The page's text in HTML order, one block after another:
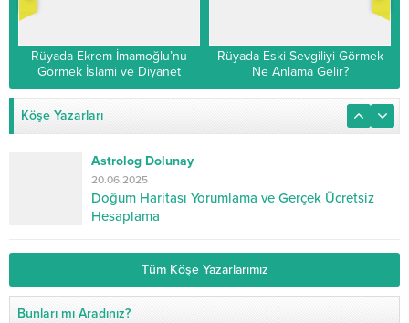
Rüyada Ekrem İmamoğlu’nu
Görmek İslami ve Diyanet
Yorumu
Rüyada Eski Sevgiliyi Görmek
Ne Anlama Gelir?
Köşe Yazarları
Astrolog Dolunay
20.06.2025
Doğum Haritası Yorumlama ve Gerçek Ücretsiz
Hesaplama
Tüm Köşe Yazarlarımız
Bunları mı Aradınız?